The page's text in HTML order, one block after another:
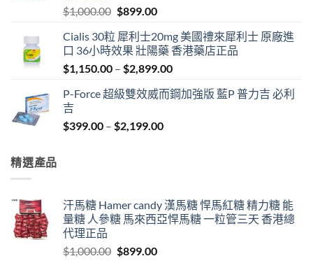
$1,000.00 Original
was:
$1,000.00.
$899.00Current
is:
$899.00.
Cialis 30粒 犀利士20mg 美國禮來犀利士 原廠進
口 36小時效果 壯陽藥 香港藥店正品
$1,150.00 – $2,899.00Price
$1,150.00
P-Force 超級雙效威而鋼加強版 藍P 普力吉 必利
吉
$399.00 – $2,199.00Price
精選產品
汗馬糖 Hamer candy 漢馬糖 悍馬紅糖 精力糖 能
量糖 人參糖 馬來西亞悍馬糖 一粒管三天 香港總
代理正品
$1,000.00 Original
$899.00Current